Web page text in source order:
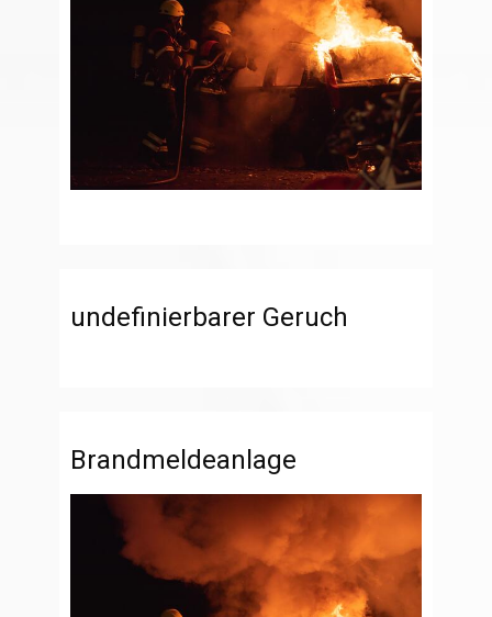
undefinierbarer Geruch
Brandmeldeanlage